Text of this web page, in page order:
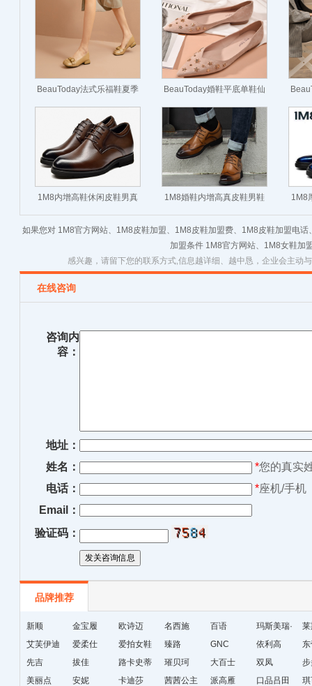
BeauToday法式乐福鞋夏季
女鞋平底真皮单鞋英伦风复
古小皮鞋软底
BeauToday婚鞋平底单鞋仙
女鞋温柔春秋新款法式尖头
浅口低跟女鞋
方头
1M8内增高鞋休闲皮鞋男真
皮商务正装德比鞋圆头增高
1M8婚鞋内增高真皮鞋男鞋
休闲鞋英伦风商务正装8cm
结婚新郎鞋春夏
1M8
高韩
如果您对 1M8官方网站、1M8皮鞋加盟、1M8皮鞋加盟费、1M8皮鞋加盟电
加盟条件 1M8官方网站、1M8女鞋加
感兴趣，请留下您的联系方式,信息越详细、越中恳，企业会主动
在线咨询
咨询内
容：
地址：
姓名：
*您的真实
电话：
*座机/手机
Email：
验证码：
品牌推荐
新顺 金宝履 欧诗迈 名西施 百语
玛斯美瑞·
琳
艾芙伊迪
爱柔仕 爱拍女鞋 臻路 GNC 依利高
先吉
拔佳
路卡史蒂
芙
璀贝珂 大百士 双凤
美丽点
安妮 卡迪莎 茜茜公主 派高雁 口品吕田